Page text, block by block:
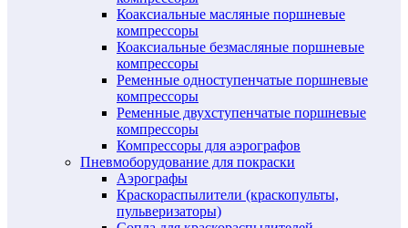
Коаксиальные масляные поршневые
компрессоры
Коаксиальные безмасляные поршневые
компрессоры
Ременные одноступенчатые поршневые
компрессоры
Ременные двухступенчатые поршневые
компрессоры
Компрессоры для аэрографов
Пневмоборудование для покраски
Аэрографы
Краскораспылители (краскопульты,
пульверизаторы)